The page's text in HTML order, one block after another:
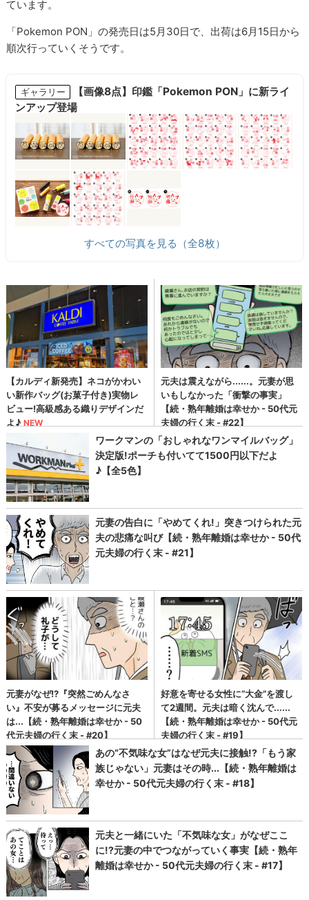
ています。
「Pokemon PON」の発売日は5月30日で、出荷は6月15日から
順次行っていくそうです。
ギャラリー
【画像8点】印鑑「Pokemon PON」に新ライ
ンアップ登場
すべての写真を見る（全8枚）